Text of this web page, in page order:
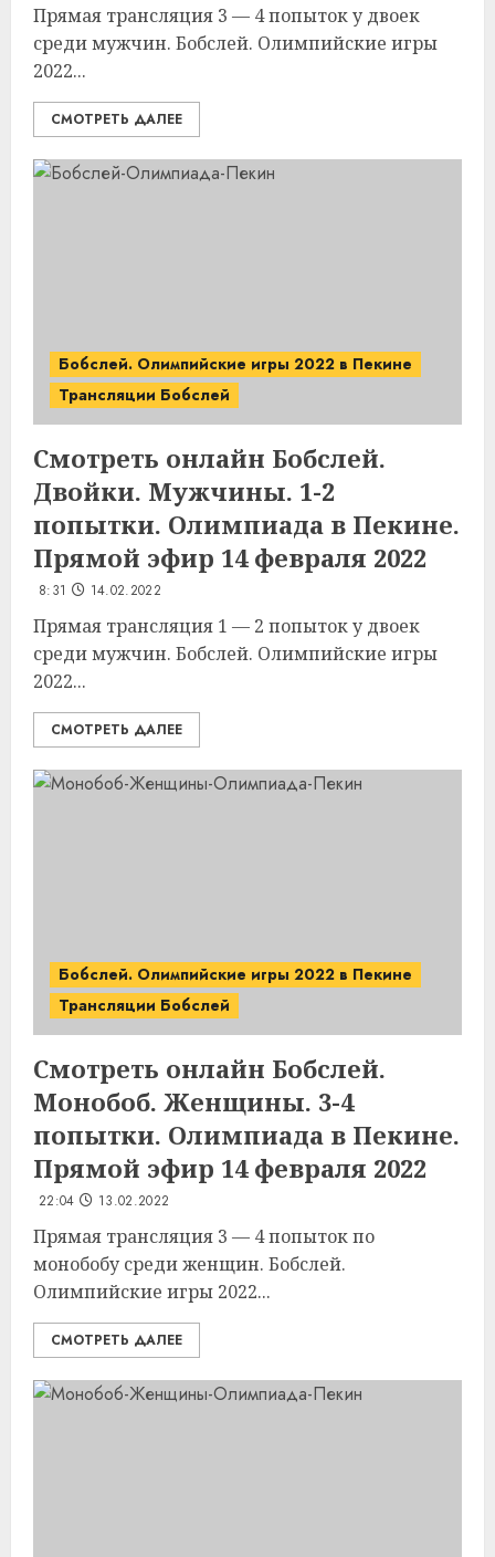
Прямая трансляция 3 — 4 попыток у двоек
среди мужчин. Бобслей. Олимпийские игры
2022...
СМОТРЕТЬ ДАЛЕЕ
Бобслей. Олимпийские игры 2022 в Пекине
Трансляции Бобслей
Смотреть онлайн Бобслей.
Двойки. Мужчины. 1-2
попытки. Олимпиада в Пекине.
Прямой эфир 14 февраля 2022
8:31 14.02.2022
Прямая трансляция 1 — 2 попыток у двоек
среди мужчин. Бобслей. Олимпийские игры
2022...
СМОТРЕТЬ ДАЛЕЕ
Бобслей. Олимпийские игры 2022 в Пекине
Трансляции Бобслей
Смотреть онлайн Бобслей.
Монобоб. Женщины. 3-4
попытки. Олимпиада в Пекине.
Прямой эфир 14 февраля 2022
22:04 13.02.2022
Прямая трансляция 3 — 4 попыток по
монобобу среди женщин. Бобслей.
Олимпийские игры 2022...
СМОТРЕТЬ ДАЛЕЕ